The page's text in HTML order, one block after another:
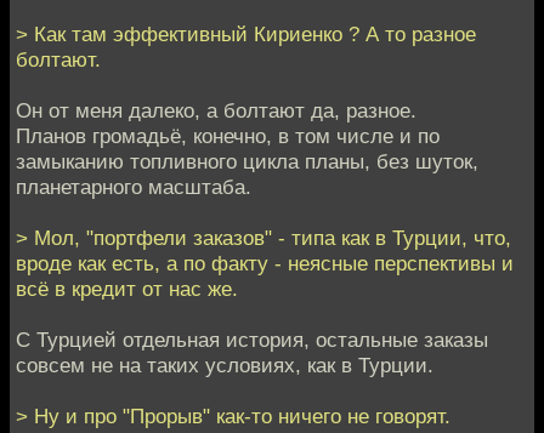
> Как там эффективный Кириенко ? А то разное
болтают.
Он от меня далеко, а болтают да, разное.
Планов громадьё, конечно, в том числе и по
замыканию топливного цикла планы, без шуток,
планетарного масштаба.
> Мол, "портфели заказов" - типа как в Турции, что,
вроде как есть, а по факту - неясные перспективы и
всё в кредит от нас же.
С Турцией отдельная история, остальные заказы
совсем не на таких условиях, как в Турции.
> Ну и про "Прорыв" как-то ничего не говорят.